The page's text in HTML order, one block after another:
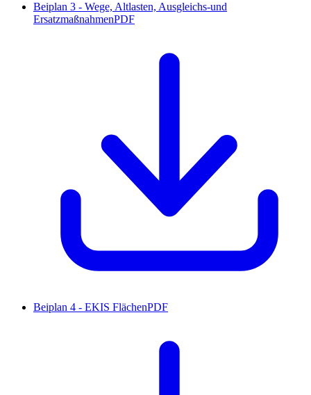
Beiplan 3 - Wege, Altlasten, Ausgleichs-und
ErsatzmaßnahmenPDF
Beiplan 4 - EKIS FlächenPDF